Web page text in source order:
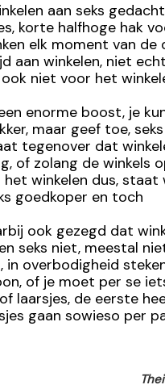
aan seks
korte halfhoge hak
elk moment van de
aan winkelen, niet
niet voor het
enorme boost, je
maar geef toe,
tegenover dat
of zolang de winkels
winkelen dus, staat
goedkoper en toch
ook gezegd dat
seks niet, meestal
in overbodigheid
of je moet per se
laarsjes, de eerste
gaan sowieso per